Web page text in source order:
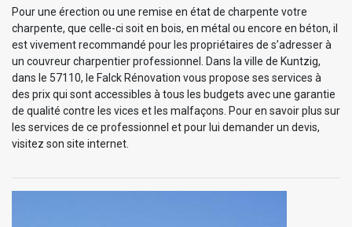
Pour une érection ou une remise en état de charpente votre
charpente, que celle-ci soit en bois, en métal ou encore en béton, il
est vivement recommandé pour les propriétaires de s’adresser à
un couvreur charpentier professionnel. Dans la ville de Kuntzig,
dans le 57110, le Falck Rénovation vous propose ses services à
des prix qui sont accessibles à tous les budgets avec une garantie
de qualité contre les vices et les malfaçons. Pour en savoir plus sur
les services de ce professionnel et pour lui demander un devis,
visitez son site internet.